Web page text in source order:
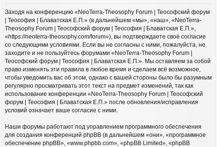
Заходя на конференцию «NeoTerra-Theosophy Forum | Теософский форум
| Теософия | Блаватская Е.П.» (в дальнейшем «мы», «наш», «NeoTerra-
Theosophy Forum | Теософский форум | Теософия | Блаватская Е.П.»,
«https://neoterra-theosophy.com/forum»), вы подтверждаете своё согласие
со следующими условиями. Если вы не согласны с ними, пожалуйста, не
заходите и не пользуйтесь форумами «NeoTerra-Theosophy Forum |
Теософский форум | Теософия | Блаватская Е.П.». Мы оставляем за собой
право изменять эти правила в любое время и сделаем всё возможное,
чтобы уведомить вас об этом, однако с вашей стороны было бы разумным
регулярно просматривать этот текст на предмет изменений, так как
использование конференции «NeoTerra-Theosophy Forum | Теософский
форум | Теософия | Блаватская Е.П.» после обновления/исправления
условий означает ваше согласие с ними.
Наши форумы работают под управлением программного обеспечения
для создания конференций phpBB (в дальнейшем «они», «программное
обеспечение phpBB», «www.phpbb.com», «phpBB Limited», «phpBB